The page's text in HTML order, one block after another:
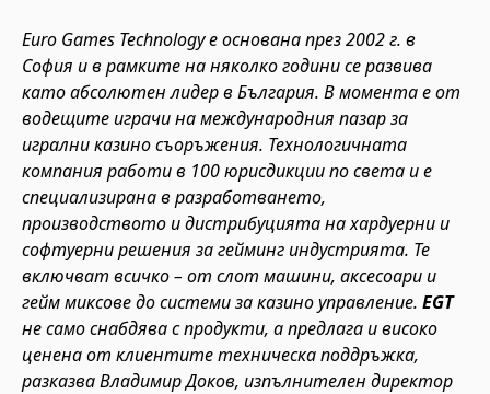
Euro Games Technology е основана през 2002 г. в
София и в рамките на няколко години се развива
като абсолютен лидер в България. В момента е от
водещите играчи на международния пазар за
игрални казино съоръжения. Технологичната
компания работи в 100 юрисдикции по света и е
специализирана в разработването,
производството и дистрибуцията на хардуерни и
софтуерни решения за гейминг индустрията. Те
включват всичко – от слот машини, аксесоари и
гейм миксове до системи за казино управление. EGT
не само снабдява с продукти, а предлага и високо
ценена от клиентите техническа поддръжка,
разказва Владимир Доков, изпълнителен директор